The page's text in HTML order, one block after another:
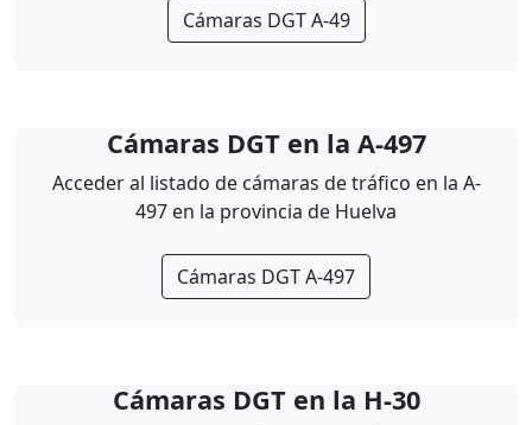
Cámaras DGT A-49
Cámaras DGT en la A-497
Acceder al listado de cámaras de tráfico en la A-
497 en la provincia de Huelva
Cámaras DGT A-497
Cámaras DGT en la H-30